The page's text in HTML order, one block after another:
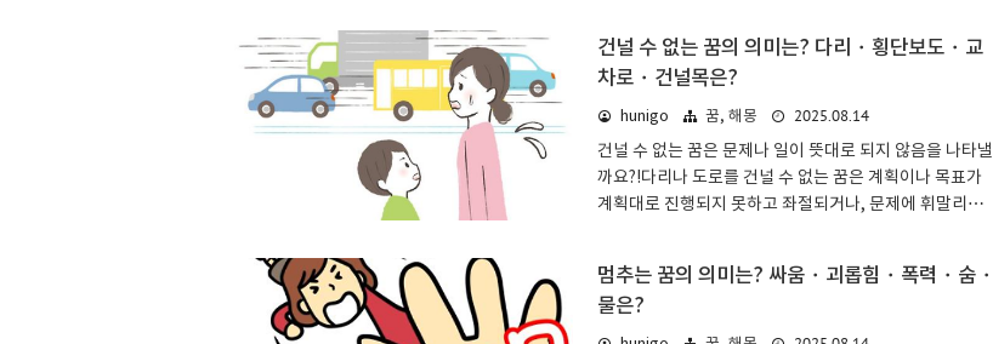
적인 의미 & 심리 상태꿈 해몽에서 묶는 것은 주변 사람들
과의 관계 등이 더욱 깊어지고 강해지는 것을 나타냅니다.
구체적으로 무엇인가를 묶는 꿈은 길조가 많은 편입니다.
이해하기 쉬울 것입니다.사람의 인연은 한 번 끊어졌다고
생각하더라도 의외로 다시 묶을 수도 있습니다. 되찾고 싶
거나 포기할 수 없는 인연이 있다면, 좌절하지 말고 도전해
건널 수 없는 꿈의 의미는? 다리・횡단보도・교
차로・건널목은?
hunigo 꿈, 해몽
2025.08.14
건널 수 없는 꿈은 문제나 일이 뜻대로 되지 않음을 나타낼
까요?!다리나 도로를 건널 수 없는 꿈은 계획이나 목표가
계획대로 진행되지 못하고 좌절되거나, 문제에 휘말리는
서인지 등에 따라 달라집니다.건널 수 없는 꿈: 기본적인 의
미 & 심리 상태꿈 해몽에서 건널 수 없는 것은 어려움이나
문제를 나타냅니다. 눈앞에 목적지가 있는데 장애물이 있
멈추는 꿈의 의미는? 싸움・괴롭힘・폭력・숨・
물은?